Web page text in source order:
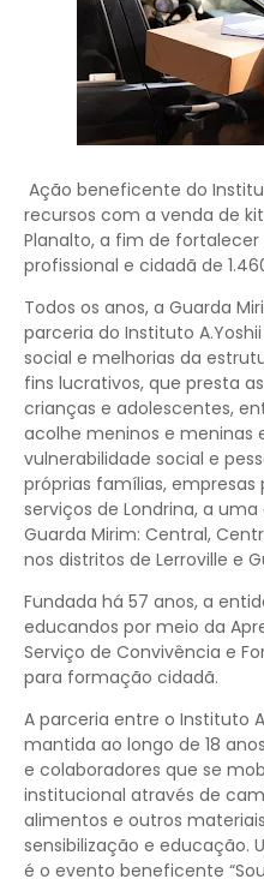
Ação beneficente do
recursos com a venda de
Planalto, a fim de
profissional e cidadã de
Todos os anos, a Guarda
parceria do Instituto
social e melhorias da
fins lucrativos, que presta
crianças e adolescentes,
acolhe meninos e meninas
vulnerabilidade social e
próprias famílias, empresas
serviços de Londrina, a
Guarda Mirim: Central,
nos distritos de Lerroville e
Fundada há 57 anos, a
educandos por meio da
Serviço de Convivência e
para formação cidadã.
A parceria entre o Instituto
mantida ao longo de 18
e colaboradores que se
institucional através de
alimentos e outros
sensibilização e educação.
é o evento beneficente